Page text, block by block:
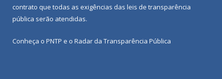
contrato que todas as exigências das leis de transparência
pública serão atendidas.
Conheça o PNTP e o Radar da Transparência Pública